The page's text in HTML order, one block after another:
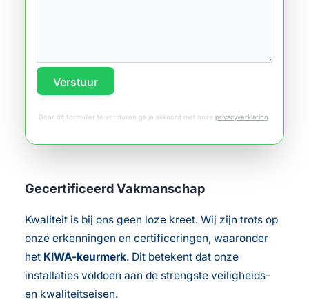
Verstuur
Door dit formulier te versturen ga je akkoord met onze privacyverklaring
Gecertificeerd Vakmanschap
Kwaliteit is bij ons geen loze kreet. Wij zijn trots op
onze erkenningen en certificeringen, waaronder
het KIWA-keurmerk. Dit betekent dat onze
installaties voldoen aan de strengste veiligheids-
en kwaliteitseisen.